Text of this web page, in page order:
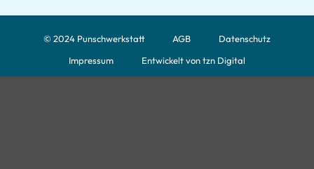
© 2024 Punschwerkstatt AGB
Datenschutz
Impressum
Entwickelt von tzn Digital